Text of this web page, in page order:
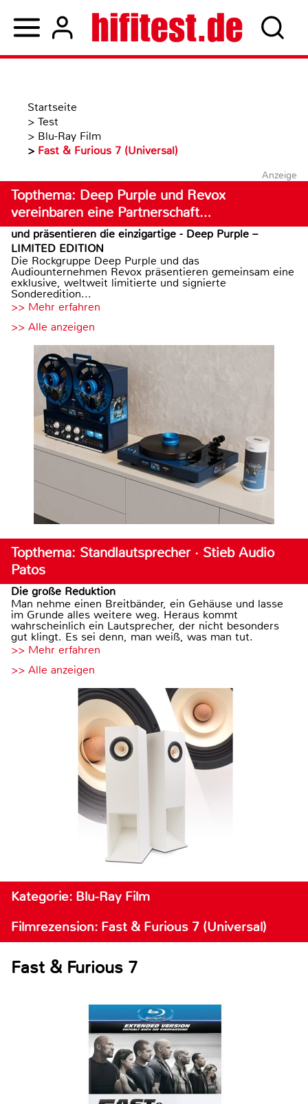
Startseite
> Test
> Blu-Ray Film
> Fast & Furious 7 (Universal)
Anzeige
Topthema: Deep Purple und Revox
vereinbaren eine Partnerschaft…
und präsentieren die einzigartige - Deep Purple –
LIMITED EDITION
Die Rockgruppe Deep Purple und das
Audiounternehmen Revox präsentieren gemeinsam eine
exklusive, weltweit limitierte und signierte
Sonderedition...
>> Mehr erfahren
>> Alle anzeigen
Topthema: Standlautsprecher · Stieb Audio
Patos
Die große Reduktion
Man nehme einen Breitbänder, ein Gehäuse und lasse
im Grunde alles weitere weg. Heraus kommt
wahrscheinlich ein Lautsprecher, der nicht besonders
gut klingt. Es sei denn, man weiß, was man tut.
>> Mehr erfahren
>> Alle anzeigen
Kategorie: Blu-Ray Film
Filmrezension: Fast & Furious 7 (Universal)
Fast & Furious 7